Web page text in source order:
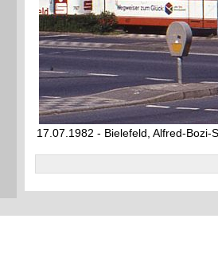
17.07.1982 - Bielefeld, Alfred-